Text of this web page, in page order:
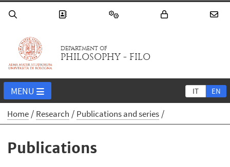
DEPARTMENT OF
PHILOSOPHY - FILO
IT EN
MENU
Home Research Publications and series
Publications